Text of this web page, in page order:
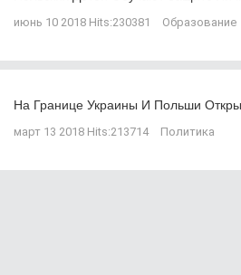
июнь 10 2018 Hits:230381 Образование
На Границе Украины И Польши
март 13 2018 Hits:213714 Политика